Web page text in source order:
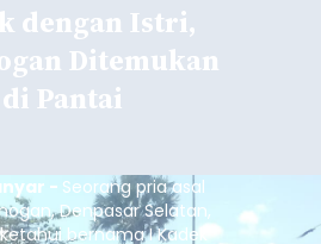
dengan Istri,
Ditemukan
Pantai
- Seorang pria asal
Denpasar Selatan,
bernama I Kadek